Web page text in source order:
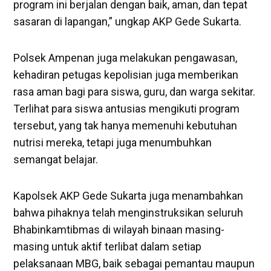
program ini berjalan dengan baik, aman, dan tepat
sasaran di lapangan,” ungkap AKP Gede Sukarta.
Polsek Ampenan juga melakukan pengawasan,
kehadiran petugas kepolisian juga memberikan
rasa aman bagi para siswa, guru, dan warga sekitar.
Terlihat para siswa antusias mengikuti program
tersebut, yang tak hanya memenuhi kebutuhan
nutrisi mereka, tetapi juga menumbuhkan
semangat belajar.
Kapolsek AKP Gede Sukarta juga menambahkan
bahwa pihaknya telah menginstruksikan seluruh
Bhabinkamtibmas di wilayah binaan masing-
masing untuk aktif terlibat dalam setiap
pelaksanaan MBG, baik sebagai pemantau maupun